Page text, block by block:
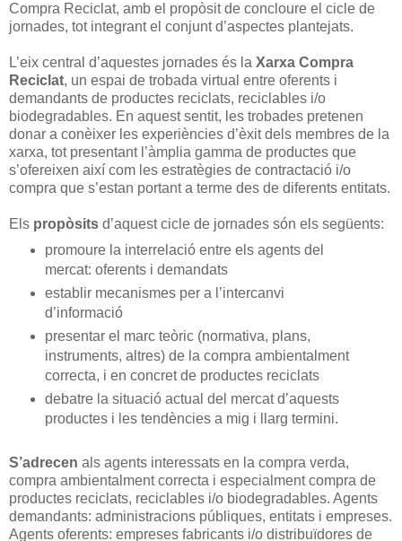
Compra Reciclat, amb el propòsit de concloure el cicle de
jornades, tot integrant el conjunt d’aspectes plantejats.
L’eix central d’aquestes jornades és la Xarxa Compra
Reciclat, un espai de trobada virtual entre oferents i
demandants de productes reciclats, reciclables i/o
biodegradables. En aquest sentit, les trobades pretenen
donar a conèixer les experiències d’èxit dels membres de la
xarxa, tot presentant l’àmplia gamma de productes que
s’ofereixen així com les estratègies de contractació i/o
compra que s’estan portant a terme des de diferents entitats.
Els propòsits d’aquest cicle de jornades són els següents:
promoure la interrelació entre els agents del
mercat: oferents i demandats
establir mecanismes per a l’intercanvi
d’informació
presentar el marc teòric (normativa, plans,
instruments, altres) de la compra ambientalment
correcta, i en concret de productes reciclats
debatre la situació actual del mercat d’aquests
productes i les tendències a mig i llarg termini.
S’adrecen als agents interessats en la compra verda,
compra ambientalment correcta i especialment compra de
productes reciclats, reciclables i/o biodegradables. Agents
demandants: administracions públiques, entitats i empreses.
Agents oferents: empreses fabricants i/o distribuïdores de